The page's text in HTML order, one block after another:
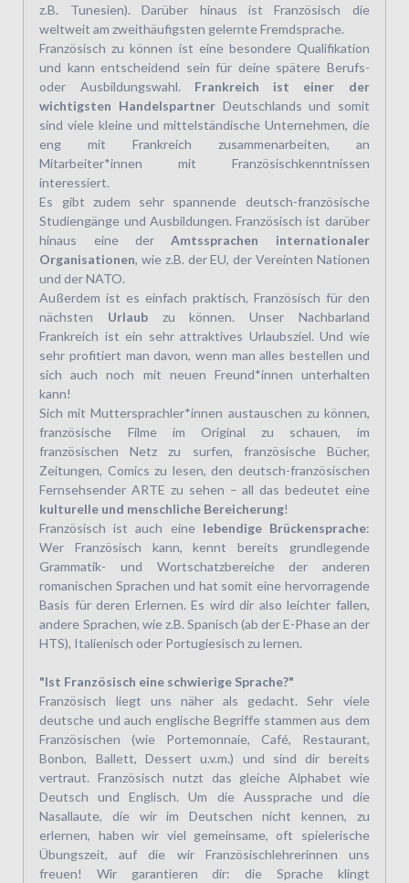
z.B. Tunesien). Darüber hinaus ist Französisch die
weltweit am zweithäufigsten gelernte Fremdsprache.
Französisch zu können ist eine besondere Qualifikation
und kann entscheidend sein für deine spätere Berufs-
oder Ausbildungswahl. Frankreich ist einer der
wichtigsten Handels­partner Deutschlands und somit
sind viele kleine und mittelständische Unternehmen, die
eng mit Frankreich zusammen­arbeiten, an
Mitarbeiter*innen mit Französischkenntnissen
interessiert.
Es gibt zudem sehr spannende deutsch-französische
Studiengänge und Ausbildungen. Französisch ist darüber
hinaus eine derAmtssprachen internationaler
Organisationen, wie z.B. der EU, der Vereinten Nationen
und der NATO.
Außerdem ist es einfach praktisch, Französisch für den
nächsten Urlaub zu können. Unser Nachbarland
Frankreich ist ein sehr attraktives Urlaubsziel. Und wie
sehr profitiert man davon, wenn man alles bestellen und
sich auch noch mit neuen Freund*innen unterhalten
kann!
Sich mit Muttersprachler*innen austauschen zu können,
französische Filme im Original zu schauen, im
französischen Netz zu surfen, französische Bücher,
Zeitungen, Comics zu lesen, den deutsch-französischen
Fernsehsender ARTE zu sehen – all das bedeutet eine
kulturelle und menschliche Bereicherung!
Französisch ist auch einelebendige Brückensprache:
Wer Französisch kann, kennt bereits grundlegende
Grammatik- und Wortschatzbereiche der anderen
romanischen Sprachen und hat somit eine hervorragende
Basis für deren Erlernen. Es wird dir also leichter fallen,
andere Sprachen, wie z.B. Spanisch (ab der E-Phase an der
HTS), Italienisch oder Portugiesisch zu lernen.
"Ist Französisch eine schwierige Sprache?"
Französisch liegt uns näher als gedacht. Sehr viele
deutsche und auch englische Begriffe stammen aus dem
Französischen (wie Portemonnaie, Café, Restaurant,
Bonbon, Ballett, Dessert u.v.m.) und sind dir bereits
vertraut. Französisch nutzt das gleiche Alphabet wie
Deutsch und Englisch. Um die Aussprache und die
Nasallaute, die wir im Deutschen nicht kennen, zu
erlernen, haben wir viel gemeinsame, oft spielerische
Übungszeit, auf die wir Französischlehrerinnen uns
freuen! Wir garantieren dir: die Sprache klingt